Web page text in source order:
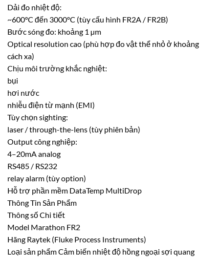
Dải đo nhiệt độ:
~600°C đến 3000°C (tùy cấu hình FR2A / FR2B)
Bước sóng đo: khoảng 1 µm
Optical resolution cao (phù hợp đo vật thể nhỏ ở khoảng
cách xa)
Chịu môi trường khắc nghiệt:
bụi
hơi nước
nhiễu điện từ mạnh (EMI)
Tùy chọn sighting:
laser / through-the-lens (tùy phiên bản)
Output công nghiệp:
4–20mA analog
RS485 / RS232
relay alarm (tùy option)
Hỗ trợ phần mềm DataTemp MultiDrop
Thông Tin Sản Phẩm
Thông số Chi tiết
Model Marathon FR2
Hãng Raytek (Fluke Process Instruments)
Loại sản phẩm Cảm biến nhiệt độ hồng ngoại sợi quang